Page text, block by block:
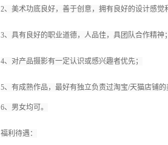
2、美术功底良好，善于创意，拥有良好的设计感
3、具有良好的职业道德，人品佳，具团队合作精神
4、对产品摄影有一定认识或感兴趣者优先；
5、有成熟作品，最好有独立负责过淘宝/天猫店铺
6、男女均可。
福利待遇：